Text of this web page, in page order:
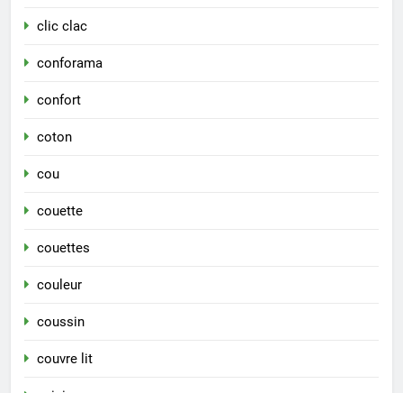
clic clac
conforama
confort
coton
cou
couette
couettes
couleur
coussin
couvre lit